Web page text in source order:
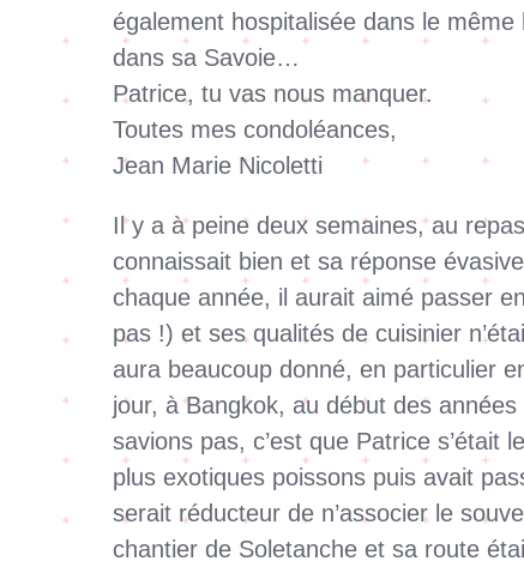
également hospitalisée dans le
dans sa Savoie…
Patrice, tu vas nous manquer.
Toutes mes condoléances,
Jean Marie Nicoletti
Il y a à peine deux semaines, au
connaissait bien et sa réponse
chaque année, il aurait aimé passer
pas !) et ses qualités de cuisinier
aura beaucoup donné, en particulier
jour, à Bangkok, au début des
savions pas, c’est que Patrice
plus exotiques poissons puis avait
serait réducteur de n’associer le
chantier de Soletanche et sa route